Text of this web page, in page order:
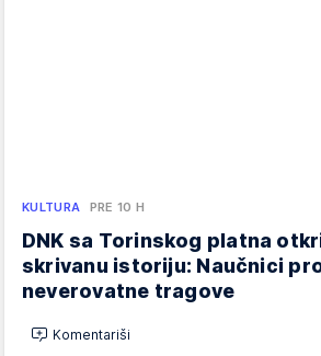
KULTURA PRE 10 H
DNK sa Torinskog platna
skrivanu istoriju: Naučnici
neverovatne tragove
Komentariši